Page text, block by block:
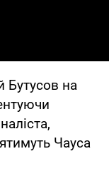
Бутусов на
Чауса